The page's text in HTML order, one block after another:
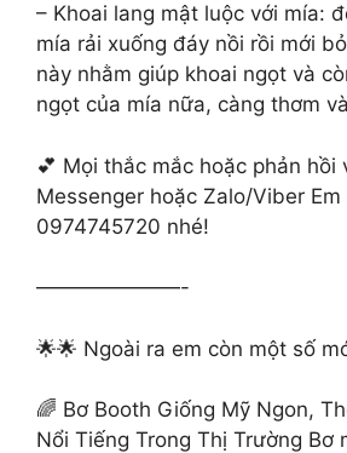
– Khoai lang mật luộc với mía:
mía rải xuống đáy nồi rồi mới
này nhằm giúp khoai ngọt và
ngọt của mía nữa, càng thơm
💕 Mọi thắc mắc hoặc phản hồi
Messenger hoặc Zalo/Viber Em
0974745720 nhé!
———————-
🌟🌟 Ngoài ra em còn một số
🌈 Bơ Booth Giống Mỹ Ngon,
Nổi Tiếng Trong Thị Trường Bơ